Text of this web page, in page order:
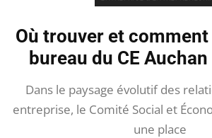
Où trouver et
bureau du CE Auchan
Dans le paysage évolutif des
entreprise, le Comité Social et
une place